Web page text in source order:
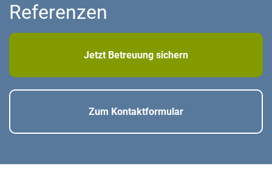
Referenzen
Jetzt Betreuung sichern
Zum Kontaktformular